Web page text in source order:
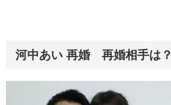
河中あい 再婚 再婚相手は？